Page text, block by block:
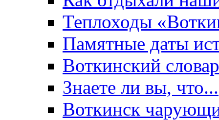
Теплоходы
Памятные даты
Воткинский
Знаете ли вы, что...
Воткинск